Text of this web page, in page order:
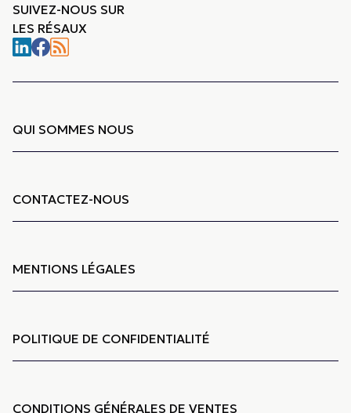
SUIVEZ-NOUS SUR
LES RÉSAUX
QUI SOMMES NOUS
CONTACTEZ-NOUS
MENTIONS LÉGALES
POLITIQUE DE CONFIDENTIALITÉ
CONDITIONS GÉNÉRALES DE VENTES